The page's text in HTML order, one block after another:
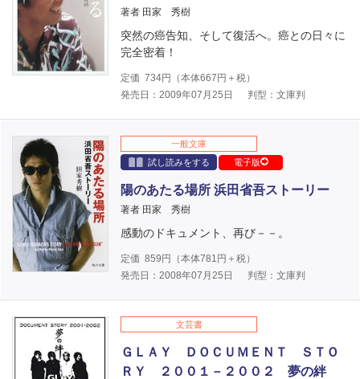
著者 田家 秀樹
突然の癌告知、そして復活へ。癌との日々に
完全密着！
定価 734円（本体667 円＋税）
発売日：2009年07月25日
判型：文庫判
一般文庫
試し読みをする
電子版
陽のあたる場所 浜田省吾ストーリー
著者 田家 秀樹
感動のドキュメント、再び－－。
定価 859 円（本体781 円＋税）
発売日：2008年07月25日
判型：文庫判
文芸書
ＧＬＡＹ ＤＯＣＵＭＥＮＴ ＳＴＯ
ＲＹ ２００１－２００２ 夢の絆